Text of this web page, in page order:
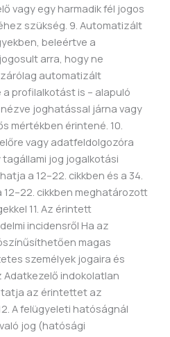
vagy egy harmadik fél jogos
szükség. 9. Automatizált
beleértve a
arra, hogy ne
automatizált
profilalkotást is – alapuló
joghatással járna vagy
mértékben érintené. 10.
vagy adatfeldolgozóra
jog jogalkotási
a 12–22. cikkben és a 34.
12–22. cikkben meghatározott
11. Az érintett
incidensről Ha az
magas
személyek jogaira és
indokolatlan
az érintettet az
A felügyeleti hatóságnál
jog (hatósági